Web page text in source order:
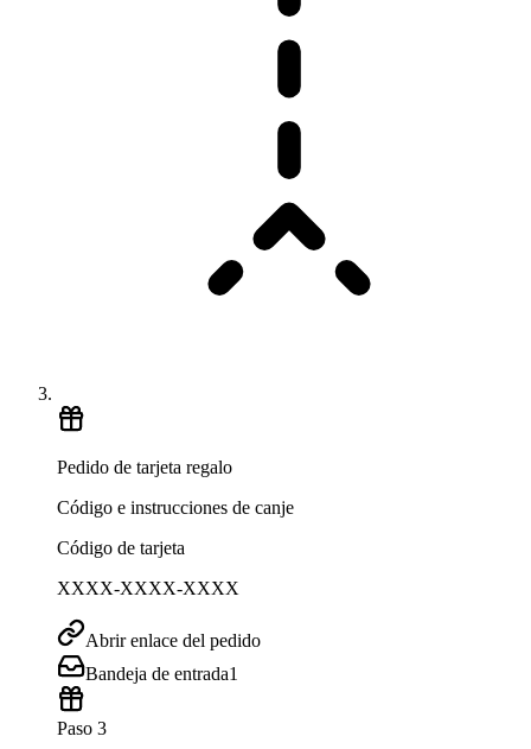
Pedido de tarjeta regalo
Código e instrucciones de canje
Código de tarjeta
XXXX-XXXX-XXXX
Abrir enlace del pedido
Bandeja de entrada1
Paso 3